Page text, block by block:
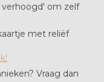
om zelf
met reliëf
Vraag dan